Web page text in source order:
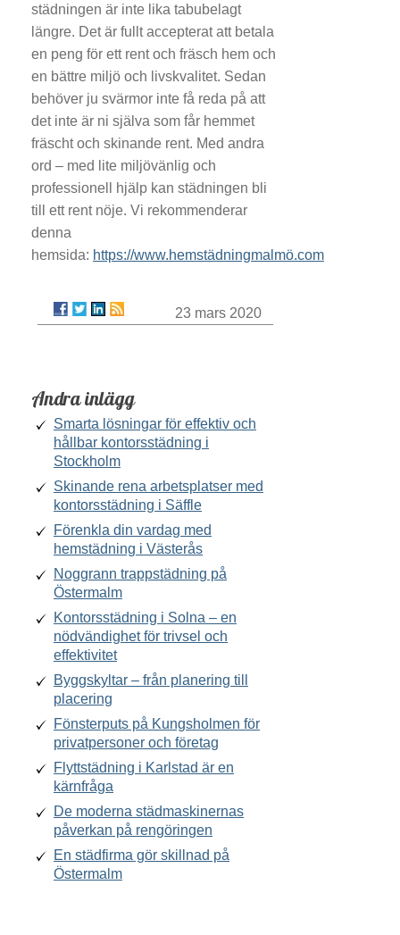
städningen är inte lika tabubelagt
längre. Det är fullt accepterat att betala
en peng för ett rent och fräsch hem och
en bättre miljö och livskvalitet. Sedan
behöver ju svärmor inte få reda på att
det inte är ni själva som får hemmet
fräscht och skinande rent. Med andra
ord – med lite miljövänlig och
professionell hjälp kan städningen bli
till ett rent nöje. Vi rekommenderar
denna
hemsida: https://www.hemstädningmalmö.com
23 mars 2020
Andra inlägg
Smarta lösningar för effektiv och
hållbar kontorsstädning i
Stockholm
Skinande rena arbetsplatser med
kontorsstädning i Säffle
Förenkla din vardag med
hemstädning i Västerås
Noggrann trappstädning på
Östermalm
Kontorsstädning i Solna – en
nödvändighet för trivsel och
effektivitet
Byggskyltar – från planering till
placering
Fönsterputs på Kungsholmen för
privatpersoner och företag
Flyttstädning i Karlstad är en
kärnfråga
De moderna städmaskinernas
påverkan på rengöringen
En städfirma gör skillnad på
Östermalm